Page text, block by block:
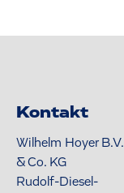
Kontakt
Wilhelm Hoyer B.V.
& Co. KG
Rudolf-Diesel-